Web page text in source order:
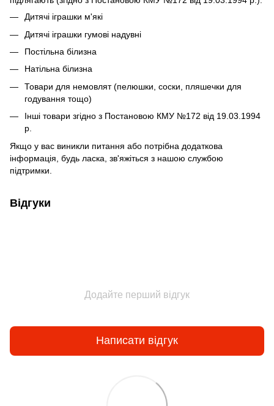
Дитячі іграшки м'які
Дитячі іграшки гумові надувні
Постільна білизна
Натільна білизна
Товари для немовлят (пелюшки, соски, пляшечки для
годування тощо)
Інші товари згідно з Постановою КМУ №172 від 19.03.1994
р.
Якщо у вас виникли питання або потрібна додаткова
інформація, будь ласка, зв'яжіться з нашою службою
підтримки.
Відгуки
Додайте перший відгук
Написати відгук